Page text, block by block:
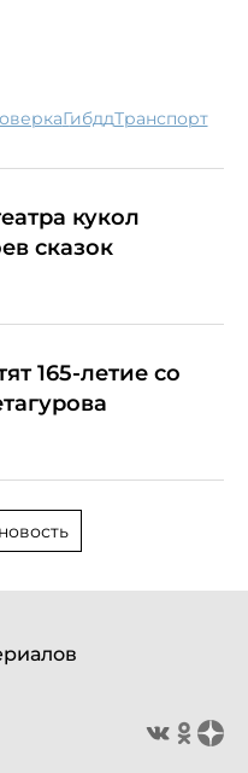
гибдд транспорт
кукол
сказок
165-летие со